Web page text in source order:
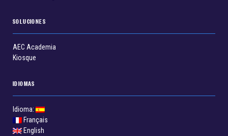
SOLUCIONES
AEC Academia
Kiosque
IDIOMAS
Idioma:
Français
English